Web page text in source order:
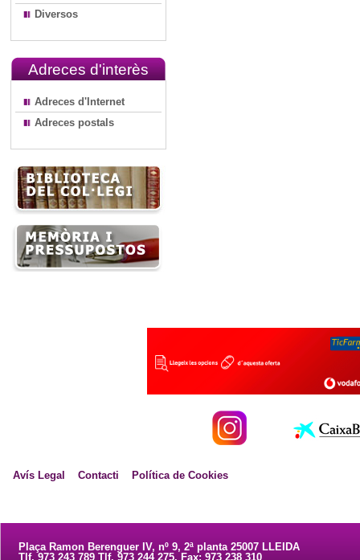
Diversos
Adreces d'interès
Adreces d'Internet
Adreces postals
Avís Legal Contacti Política de Cookies
Plaça Ramon Berenguer IV, nº 9, 2ª planta 25007 LLEIDA
Tlf. 973 243 789 Tlf. 973 244 275. Fax: 973 238 310